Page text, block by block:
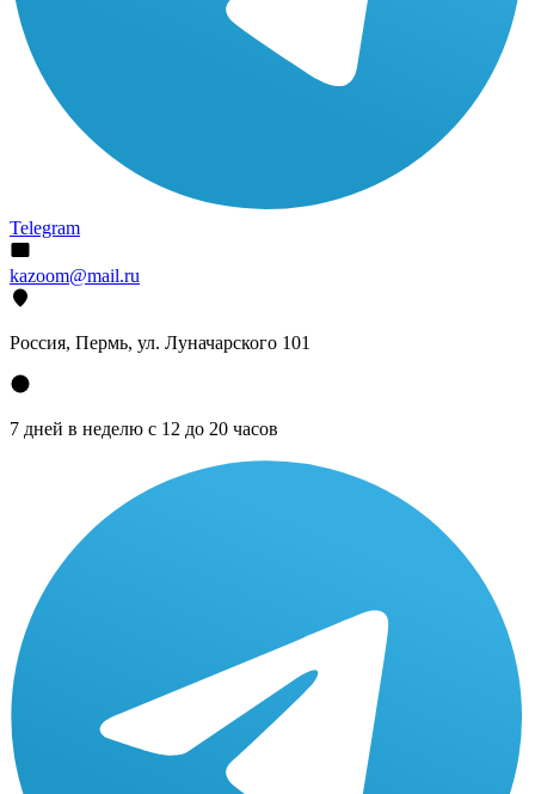
Telegram
kazoom@mail.ru
Россия, Пермь, ул. Луначарского 101
7 дней в неделю с 12 до 20 часов